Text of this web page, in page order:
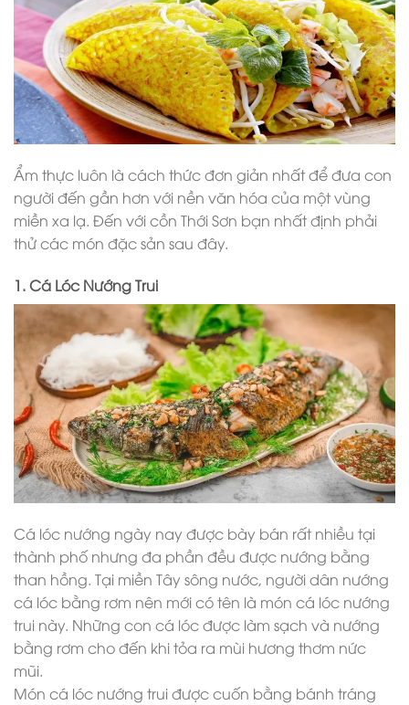
Ẩm thực luôn là cách thức đơn giản nhất để đưa con
người đến gần hơn với nền văn hóa của một vùng
miền xa lạ. Đến với cồn Thới Sơn bạn nhất định phải
thử các món đặc sản sau đây.
1. Cá Lóc Nướng Trui
Cá lóc nướng ngày nay được bày bán rất nhiều tại
thành phố nhưng đa phần đều được nướng bằng
than hồng. Tại miền Tây sông nước, người dân nướng
cá lóc bằng rơm nên mới có tên là món cá lóc nướng
trui này. Những con cá lóc được làm sạch và nướng
bằng rơm cho đến khi tỏa ra mùi hương thơm nức
mũi.
Món cá lóc nướng trui được cuốn bằng bánh tráng